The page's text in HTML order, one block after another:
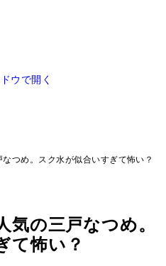
ウで開く
つめ。スク水が似合いすぎて怖い？
気の三戸なつめ。
て怖い？